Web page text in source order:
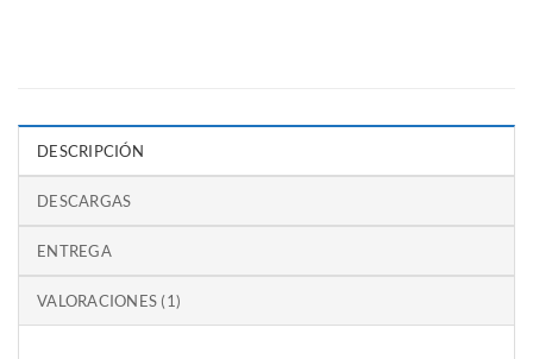
DESCRIPCIÓN
DESCARGAS
ENTREGA
VALORACIONES (1)